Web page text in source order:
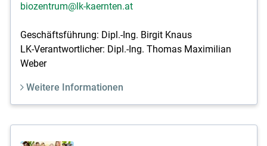
biozentrum@lk-kaernten.at
Geschäftsführung: Dipl.-Ing. Birgit Knaus
LK-Verantwortlicher: Dipl.-Ing. Thomas Maximilian
Weber
Weitere Informationen